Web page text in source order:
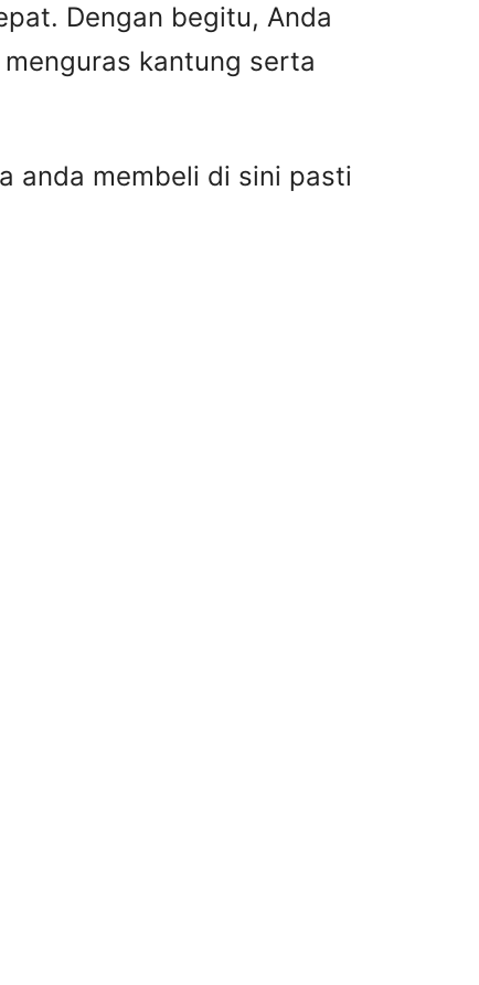
Dengan begitu, Anda
kantung serta
anda membeli di sini pasti